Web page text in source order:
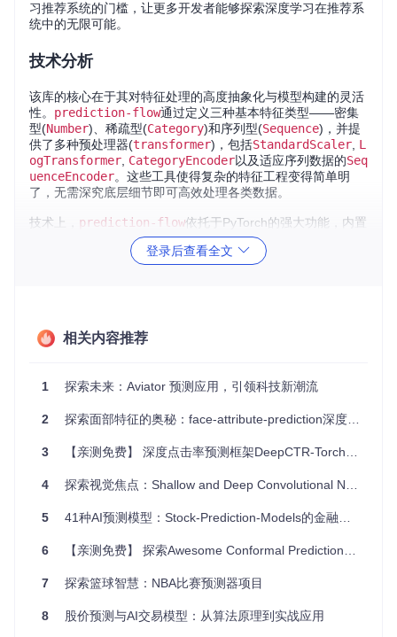
习推荐系统的门槛，让更多开发者能够探索深度学习在推荐系
统中的无限可能。
技术分析
该库的核心在于其对特征处理的高度抽象化与模型构建的灵活
性。 prediction-flow通过定义三种基本特征类型——密集
型(Number)、稀疏型(Category)和序列型(Sequence)，并提
供了多种预处理器(transformer)，包括StandardScaler L
ogTransformer CategoryEncoder以及适应序列数据的Seq
uenceEncoder。这些工具使得复杂的特征工程变得简单明
了，无需深究底层细节即可高效处理各类数据。
技术上， prediction-flow依托于PyTorch的强大功能，内置
一系列前沿的CTR预测模型，从基础的深度神经网络到深度兴
趣网络(DIN)、深度因子化机网络(DeepFM)，乃至更高级的进
别适用于以下场景：
广告系统：精准投放，提高广告点击概率。
内容推荐：视频、音乐或新闻的个性化推荐，增强用户黏
性。
用，开发者可以迅速上手，将其融入实际项目中，进行快速迭
项目特点
高度可定制：无论是特征处理还是模型选择，开发者都能找
登录后查看全文
相关内容推荐
1 探索未来：Aviator 预测应用，引领科技新潮流
2 探索面部特征的奥秘：face-attribute-prediction深度学习项目推荐
3 【亲测免费】 深度点击率预测框架DeepCTR-Torch：构建与优化CTR模型的利器！
4 探索视觉焦点：Shallow and Deep Convolutional Networks for Saliency Prediction
5 41种AI预测模型：Stock-Prediction-Models的金融科技突破解析
6 【亲测免费】 探索Awesome Conformal Prediction：预测模型的新纪元
7 探索篮球智慧：NBA比赛预测器项目
8 股价预测与AI交易模型：从算法原理到实战应用